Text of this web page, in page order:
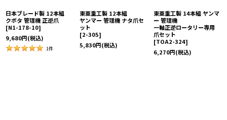
日本ブレード製 12本組
クボタ 管理機 正逆爪
[N1-178-10]
9,680円(税込)
1件
東亜重工製 12本組
ヤンマー 管理機 ナタ爪セ
ット
[2-305]
5,830円(税込)
東亜重工製 14本組 ヤンマ
ー 管理機
一軸正逆ロータリー専用
爪セット
[TOA2-324]
6,270円(税込)